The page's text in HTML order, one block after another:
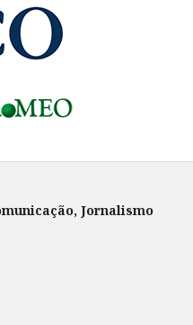
Jornalismo